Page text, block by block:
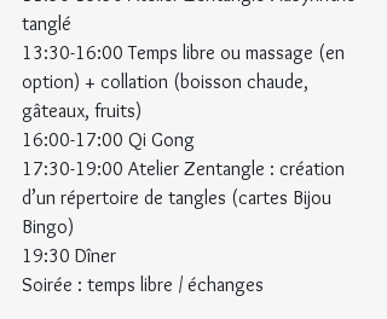
tanglé
13:30-16:00 Temps libre ou massage (en
option) + collation (boisson chaude,
gâteaux, fruits)
16:00-17:00 Qi Gong
17:30-19:00 Atelier Zentangle : création
d’un répertoire de tangles (cartes Bijou
Bingo)
19:30 Dîner
Soirée : temps libre / échanges